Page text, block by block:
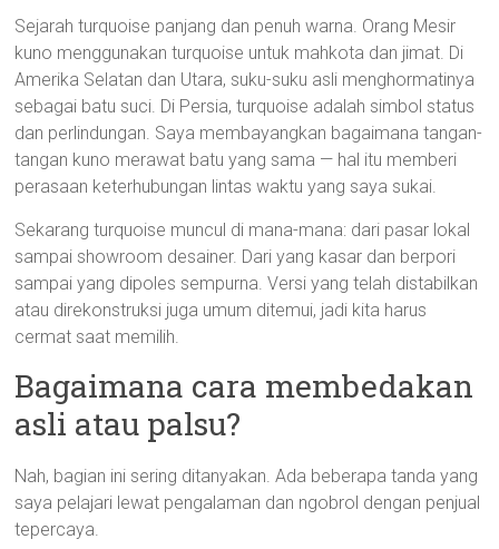
Sejarah turquoise panjang dan penuh warna. Orang Mesir
kuno menggunakan turquoise untuk mahkota dan jimat. Di
Amerika Selatan dan Utara, suku-suku asli menghormatinya
sebagai batu suci. Di Persia, turquoise adalah simbol status
dan perlindungan. Saya membayangkan bagaimana tangan-
tangan kuno merawat batu yang sama — hal itu memberi
perasaan keterhubungan lintas waktu yang saya sukai.
Sekarang turquoise muncul di mana-mana: dari pasar lokal
sampai showroom desainer. Dari yang kasar dan berpori
sampai yang dipoles sempurna. Versi yang telah distabilkan
atau direkonstruksi juga umum ditemui, jadi kita harus
cermat saat memilih.
Bagaimana cara membedakan
asli atau palsu?
Nah, bagian ini sering ditanyakan. Ada beberapa tanda yang
saya pelajari lewat pengalaman dan ngobrol dengan penjual
tepercaya.